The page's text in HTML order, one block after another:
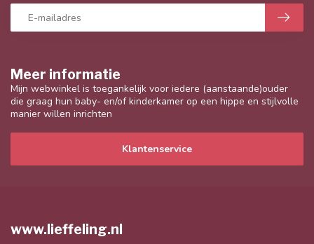
Meer informatie
Mijn webwinkel is toegankelijk voor iedere (aanstaande)ouder
die graag hun baby- en/of kinderkamer op een hippe en stijlvolle
manier willen inrichten
Klantenservice
www.lieffeling.nl